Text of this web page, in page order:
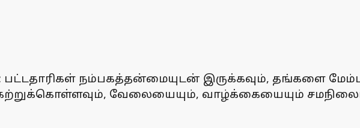
நம்பகத்தன்மையுடன் இருக்கவும், தங்களை
கற்றுக்கொள்ளவும், வேலையையும், வாழ்க்கையையும்